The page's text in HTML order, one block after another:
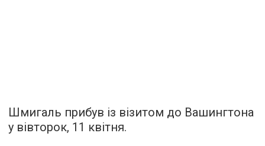
Шмигаль прибув із візитом до Вашингтона
у вівторок, 11 квітня.